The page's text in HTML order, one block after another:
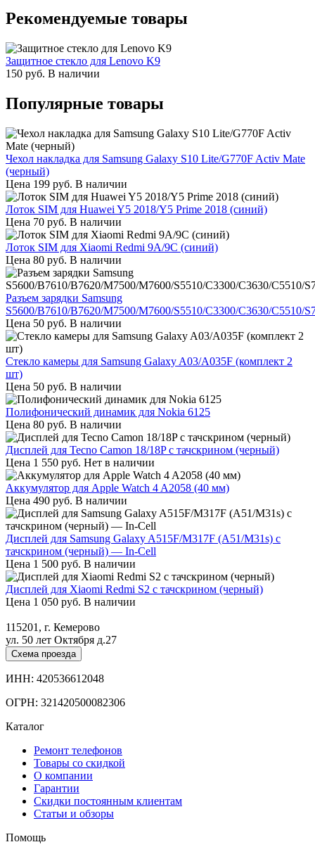
Рекомендуемые товары
Защитное стекло для Lenovo K9
150 руб. В наличии
Популярные товары
Чехол накладка для Samsung Galaxy S10 Lite/G770F Activ Mate
(черный)
Цена 199 руб. В наличии
Лоток SIM для Huawei Y5 2018/Y5 Prime 2018 (синий)
Цена 70 руб. В наличии
Лоток SIM для Xiaomi Redmi 9A/9C (синий)
Цена 80 руб. В наличии
Разъем зарядки Samsung
S5600/B7610/B7620/M7500/M7600/S5510/C3300/C3630/C5510/
Цена 50 руб. В наличии
Стекло камеры для Samsung Galaxy A03/A035F (комплект 2
шт)
Цена 50 руб. В наличии
Полифонический динамик для Nokia 6125
Цена 80 руб. В наличии
Дисплей для Tecno Camon 18/18P с тачскрином (черный)
Цена 1 550 руб. Нет в наличии
Аккумулятор для Apple Watch 4 A2058 (40 мм)
Цена 490 руб. В наличии
Дисплей для Samsung Galaxy A515F/M317F (A51/M31s) с
тачскрином (черный) — In-Cell
Цена 1 500 руб. В наличии
Дисплей для Xiaomi Redmi S2 с тачскрином (черный)
Цена 1 050 руб. В наличии
115201, г. Кемерово
ул. 50 лет Октября д.27
Схема проезда
ИНН: 420536612048
ОГРН: 321420500082306
Каталог
Ремонт телефонов
Товары со скидкой
О компании
Гарантии
Скидки постоянным клиентам
Статьи и обзоры
Помощь